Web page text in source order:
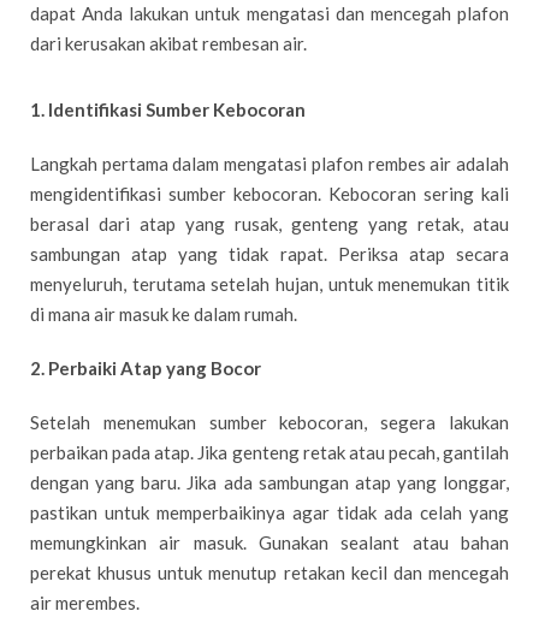
dapat Anda lakukan untuk mengatasi dan mencegah plafon
dari kerusakan akibat rembesan air.
1. Identifikasi Sumber Kebocoran
Langkah pertama dalam mengatasi plafon rembes air adalah
mengidentifikasi sumber kebocoran. Kebocoran sering kali
berasal dari atap yang rusak, genteng yang retak, atau
sambungan atap yang tidak rapat. Periksa atap secara
menyeluruh, terutama setelah hujan, untuk menemukan titik
di mana air masuk ke dalam rumah.
2. Perbaiki Atap yang Bocor
Setelah menemukan sumber kebocoran, segera lakukan
perbaikan pada atap. Jika genteng retak atau pecah, gantilah
dengan yang baru. Jika ada sambungan atap yang longgar,
pastikan untuk memperbaikinya agar tidak ada celah yang
memungkinkan air masuk. Gunakan sealant atau bahan
perekat khusus untuk menutup retakan kecil dan mencegah
air merembes.